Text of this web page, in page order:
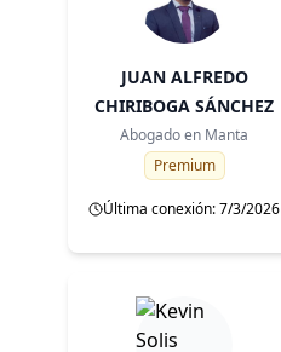
JUAN ALFREDO
CHIRIBOGA SÁNCHEZ
Abogado en Manta
Premium
Última conexión: 7/3/2026